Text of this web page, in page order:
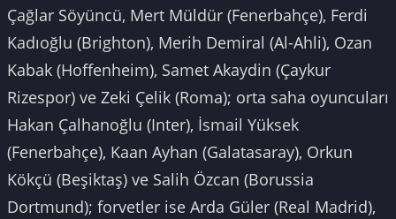
Çağlar Söyüncü, Mert Müldür (Fenerbahçe), Ferdi
Kadıoğlu (Brighton), Merih Demiral (Al-Ahli), Ozan
Kabak (Hoffenheim), Samet Akaydin (Çaykur
Rizespor) ve Zeki Çelik (Roma); orta saha oyuncuları
Hakan Çalhanoğlu (Inter), İsmail Yüksek
(Fenerbahçe), Kaan Ayhan (Galatasaray), Orkun
Kökçü (Beşiktaş) ve Salih Özcan (Borussia
Dortmund); forvetler ise Arda Güler (Real Madrid),